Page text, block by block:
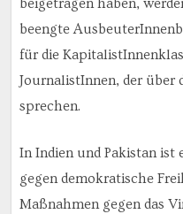
beigetragen haben,
beengte
für die
JournalistInnen, der über
sprechen.
In Indien und Pakistan ist
gegen demokratische
Maßnahmen gegen das